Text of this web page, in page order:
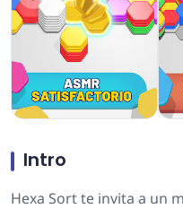
Intro
Hexa Sort te invita a un